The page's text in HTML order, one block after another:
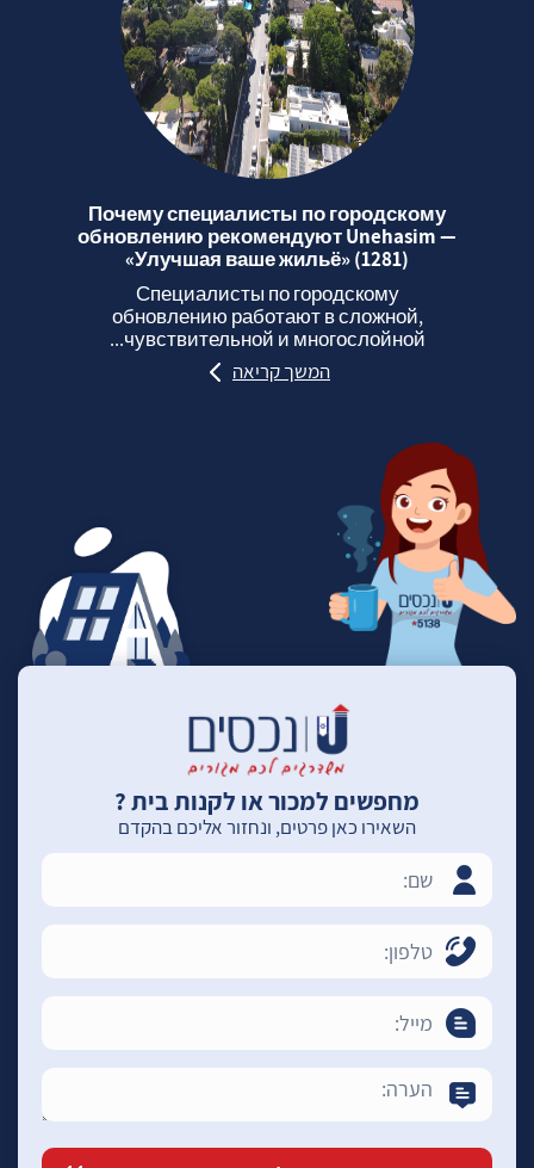
Почему специалисты по городскому
обновлению рекомендуют Unehasim —
«Улучшая ваше жильё» (1281)
Специалисты по городскому
обновлению работают в сложной,
чувствительной и многослойной...
המשך קריאה
מחפשים למכור או לקנות בית ?
השאירו כאן פרטים, ונחזור אליכם בהקדם